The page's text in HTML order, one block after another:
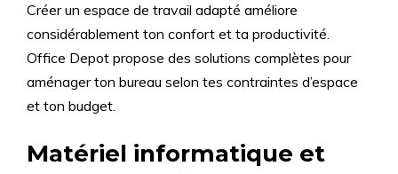
Créer un espace de travail adapté améliore
considérablement ton confort et ta productivité.
Office Depot propose des solutions complètes pour
aménager ton bureau selon tes contraintes d’espace
et ton budget.
Matériel informatique et